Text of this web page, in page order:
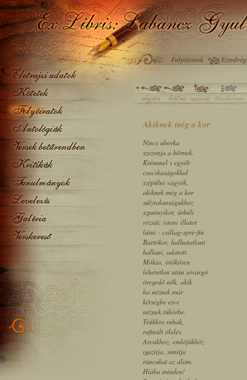
Folyóiratok Ezredvég
Akiknek még a kor
Nincs uborka­
szezonja a bőrnek.
Krémmel s egyéb
csacskaságokkal
szépülni vágyók,
akiknek még a kor
súlytalanságukhoz
szputnyikot, ûrbéli
rózsát, isteni illatot
látni - csillag-spré-fiú
Bartókot, halhatatlant
hallani, adatott.
Mókás, örökösen
lehetetlen után sóvárgó
öregedő nők, akik
ha néznek már
kétségbe esve
néznek tükörbe. ­
Trükkös ruhák,
rafinált ölelés.
Arcukhoz, emlőjükhöz
igazítja, simítja
ráncukat az álom.
Hiába minden!